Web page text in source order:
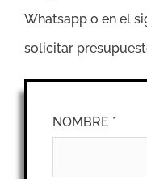
Whatsapp o en el
solicitar
NOMBRE *